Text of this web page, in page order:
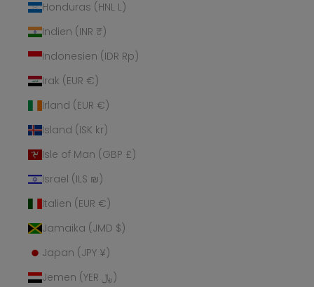
Honduras (HNL L)
Indien (INR ₹)
Indonesien (IDR Rp)
Irak (EUR €)
Irland (EUR €)
Island (ISK kr)
Isle of Man (GBP £)
Israel (ILS ₪)
Italien (EUR €)
Jamaika (JMD $)
Japan (JPY ¥)
Jemen (YER ﷼)